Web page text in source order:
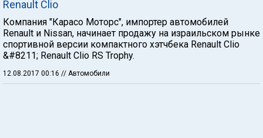
Renault Clio
Компания "Карасо Моторс", импортер автомобилей
Renault и Nissan, начинает продажу на израильском рынке
спортивной версии компактного хэтчбека Renault Clio
&#8211; Renault Clio RS Trophy.
12.08.2017 00:16 // Автомобили